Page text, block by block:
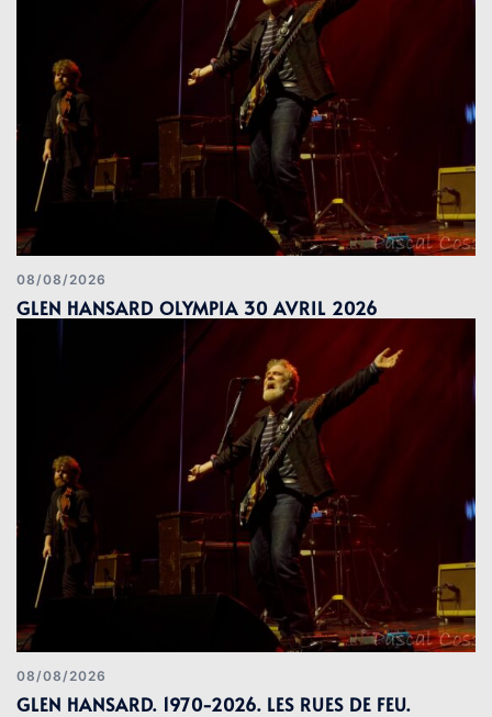
08/08/2026
GLEN HANSARD OLYMPIA 30 AVRIL 2026
08/08/2026
GLEN HANSARD. 1970-2026. LES RUES DE FEU.